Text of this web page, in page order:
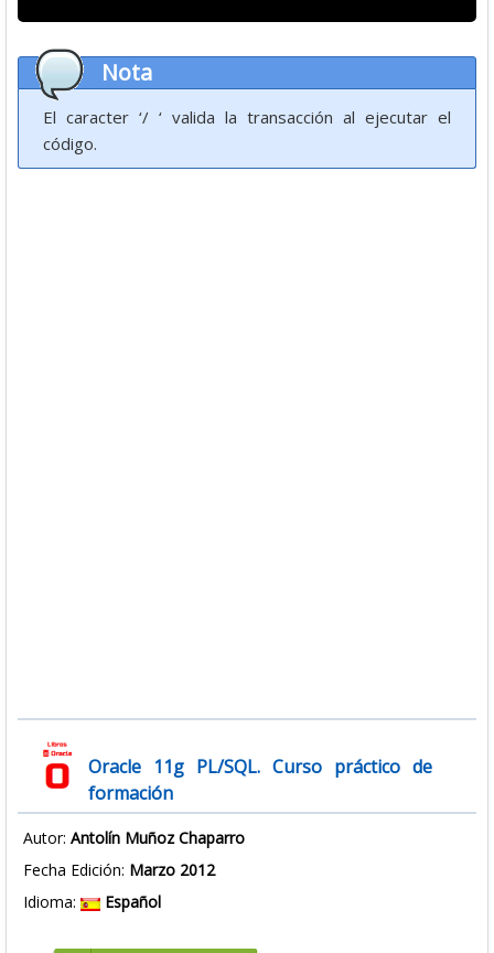
Nota
El caracter ‘/ ‘ valida la transacción al ejecutar el
código.
Oracle 11g PL/SQL. Curso práctico de
formación
Autor: Antolín Muñoz Chaparro
Fecha Edición: Marzo 2012
Idioma:
Español